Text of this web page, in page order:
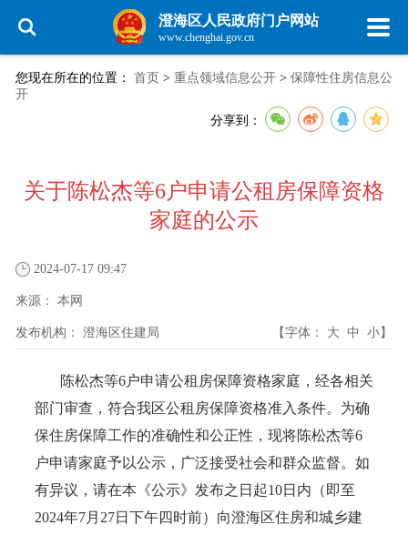
澄海区人民政府门户网站
www.chenghai.gov.cn
您现在所在的位置： 首页 > 重点领域信息公开 > 保障性住房信息公
开
分享到：
关于陈松杰等6户申请公租房保障资格
家庭的公示
2024-07-17 09:47
来源： 本网
发布机构： 澄海区住建局 【字体： 大 中 小】
陈松杰等6户申请公租房保障资格家庭，经各相关
部门审查，符合我区公租房保障资格准入条件。为确
保住房保障工作的准确性和公正性，现将陈松杰等6
户申请家庭予以公示，广泛接受社会和群众监督。如
有异议，请在本《公示》发布之日起10日内（即至
2024年7月27日下午四时前）向澄海区住房和城乡建